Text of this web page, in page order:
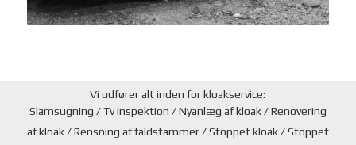
Vi udfører alt inden for kloakservice:
Slamsugning / Tv inspektion / Nyanlæg af kloak / Renovering
af kloak / Rensning af faldstammer / Stoppet kloak / Stoppet